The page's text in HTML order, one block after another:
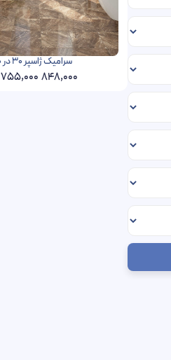
سرامیک ژاسپر 30 در 30 البرز مات
848,000
755,000